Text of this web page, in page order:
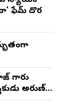
ఫేమ్ దొర
గారు
అరుణ్